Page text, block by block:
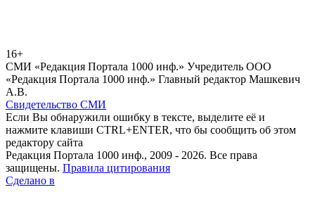
16+
СМИ «Редакция Портала 1000 инф.» Учредитель ООО
«Редакция Портала 1000 инф.» Главный редактор Машкевич
А.В.
Свидетельство СМИ
Если Вы обнаружили ошибку в тексте, выделите её и
нажмите клавиши CTRL+ENTER, что бы сообщить об этом
редактору сайта
Редакция Портала 1000 инф., 2009 - 2026. Все права
защищены. Правила цитирования
Сделано в